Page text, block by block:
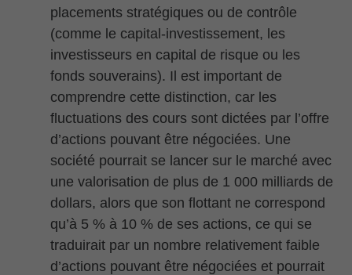
placements stratégiques ou de contrôle
(comme le capital-investissement, les
investisseurs en capital de risque ou les
fonds souverains). Il est important de
comprendre cette distinction, car les
fluctuations des cours sont dictées par l’offre
d’actions pouvant être négociées. Une
société pourrait se lancer sur le marché avec
une valorisation de plus de 1 000 milliards de
dollars, alors que son flottant ne correspond
qu’à 5 % à 10 % de ses actions, ce qui se
traduirait par un nombre relativement faible
d’actions pouvant être négociées et pourrait